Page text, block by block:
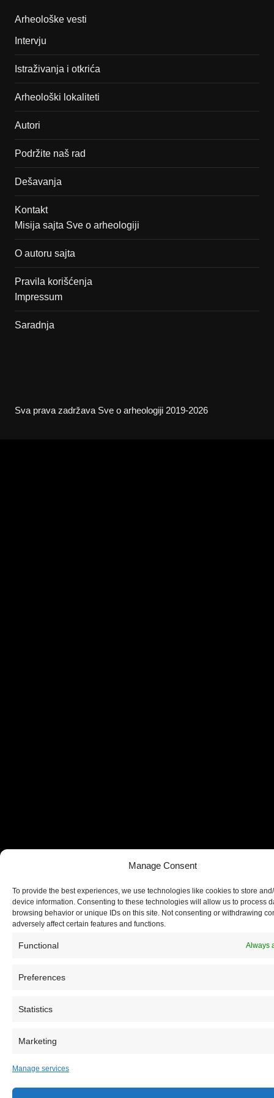
Manage Consent
To provide the best experiences, we use technologies like cookies to store
device information. Consenting to these technologies will allow us to process
browsing behavior or unique IDs on this site. Not consenting or withdrawing
adversely affect certain features and functions.
Functional Always
Preferences
Statistics
Marketing
Manage services
Budite u toku!
Arheološke vesti
Intervju
Istraživanja i otkrića
Arheološki lokaliteti
Autori
Podržite naš rad
Dešavanja
Kontakt
Misija sajta Sve o arheologiji
O autoru sajta
Pravila korišćenja
Impressum
Saradnja
Sva prava zadržava Sve o arheologiji 2019-2026